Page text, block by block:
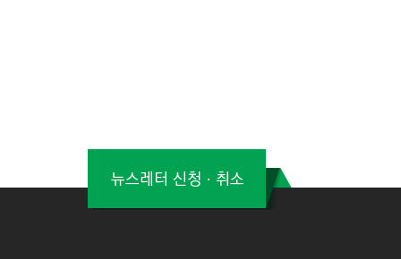
뉴스레터 신청ㆍ취소